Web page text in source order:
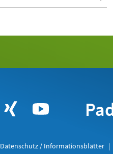
Datenschutz / Informationsblätter